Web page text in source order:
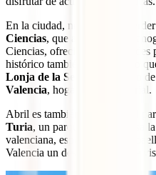
En la ciudad, no te puedes
Ciencias, que alberga el
Ciencias, ofreciendo actividades
histórico también tiene mucho
Lonja de la Seda
, Patrimonio
Valencia, hogar del Santo Grial.
Abril es también un mes ideal
Turia, un parque que atraviesa
valenciana, especialmente la
Valencia un destino único que